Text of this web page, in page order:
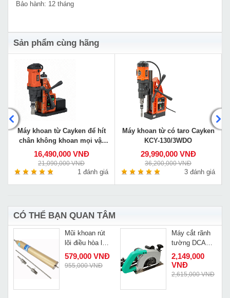
Bảo hành: 12 tháng
Sản phẩm cùng hãng
Máy khoan từ Cayken để hít
chân không khoan mọi vật
liệu VS-35E
16,490,000 VNĐ
21,090,000 VNĐ
1 đánh giá
Máy khoan từ có taro Cayken
KCY-130/3WDO
29,990,000 VNĐ
36,200,000 VNĐ
3 đánh giá
CÓ THỂ BẠN QUAN TÂM
Mũi khoan rút
lõi điều hòa lắp
máy khoan
thường D63
579,000 VNĐ
955,000 VNĐ
Máy cắt rãnh
tường DCA
AZE02 180
2,149,000
VNĐ
2,615,000 VNĐ